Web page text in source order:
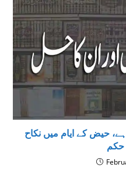
حیض کے ایام میں نکاح
حکم